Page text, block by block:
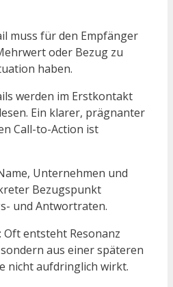
muss für den Empfänger
oder Bezug zu
haben.
werden im Erstkontakt
Ein klarer, prägnanter
Call-to-Action ist
Unternehmen und
Bezugspunkt
und Antwortraten.
entsteht Resonanz
aus einer späteren
nicht aufdringlich wirkt.